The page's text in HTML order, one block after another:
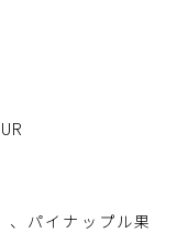
、パイナップル果